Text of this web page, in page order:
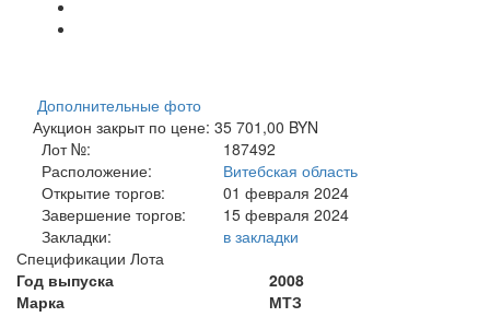
Дополнительные фото
Аукцион закрыт по цене: 35 701,00 BYN
Лот №:
187492
Расположение:
Витебская область
Открытие торгов:
01 февраля 2024
Завершение торгов:
15 февраля 2024
Закладки:
в закладки
Спецификации Лота
Год выпуска
2008
Марка
МТЗ